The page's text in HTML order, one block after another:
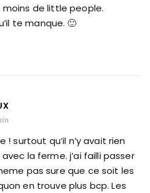
de little people.
te manque. 🙂
! surtout qu’il n’y avait rien
la ferme. j’ai failli passer
pas sure que ce soit les
en trouve plus bcp. Les